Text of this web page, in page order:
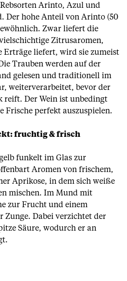
Arinto, Azul und
Der hohe Anteil von Arinto (50
Zwar liefert die
Zitrusaromen,
Erträge liefert, wird sie zumeist
Trauben werden auf der
gelesen und traditionell im
weiterverarbeitet, bevor der
reift. Der Wein ist unbedingt
Frische perfekt auszuspielen.
fruchtig & frisch
funkelt im Glas zur
Aromen von frischem,
Aprikose, in dem sich weiße
mischen. Im Mund mit
zur Frucht und einem
Zunge. Dabei verzichtet der
Säure, wodurch er an